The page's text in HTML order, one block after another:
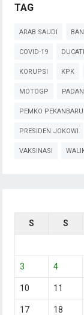
TAG
ARAB SAUDI
COVID-19 DUCATI
KORUPSI KPK
MOTOGP
PEMKO PEKANBARU
PRESIDEN JOKOWI
VAKSINASI
S
S
3 4
10 11
17 18